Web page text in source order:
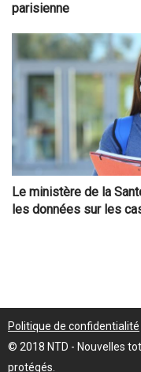
parisienne
Le ministère de la
les données sur les
Politique de confidentialité
© 2018 NTD - Nouvelles
protégés.